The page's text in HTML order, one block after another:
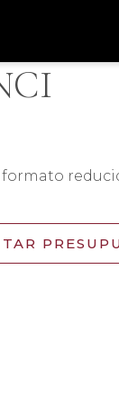
formato